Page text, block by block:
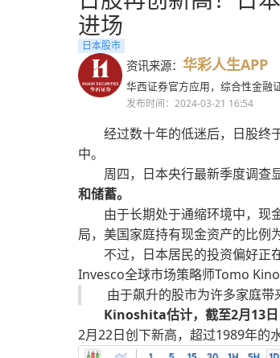
进场
日本股市
资讯来源： 华彩人生APP
华西证券官方应用，综合性金融
发布时间：2024-03-21 16:54
经过数十年的低迷后，日股终
中。
周四，日本央行最新季度调查
和储蓄。
由于长期处于通缩环境中，现
局，美国家庭持有现金资产的比例
不过，日本居民的投资偏好正
Invesco全球市场策略师Tomo
由于飙升的股市为许多家庭带
Kinoshita估计，截至2月13日
2月22日创下新高，超过1989年的